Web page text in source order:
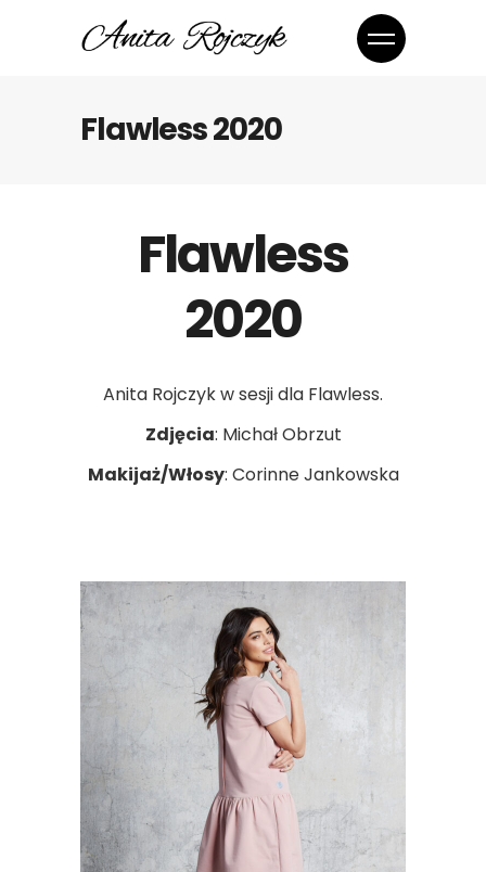
Flawless 2020
Flawless
2020
Anita Rojczyk w sesji dla Flawless.
Zdjęcia: Michał Obrzut
Makijaż/Włosy: Corinne Jankowska